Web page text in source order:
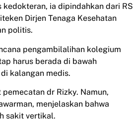
ia dipindahkan dari RS
Dirjen Tenaga Kesehatan
politis.
pengambilalihan kolegium
harus berada di bawah
kalangan medis.
dr Rizky. Namun,
menjelaskan bahwa
sakit vertikal.